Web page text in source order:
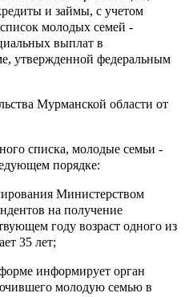
и займы, с учетом
молодых семей -
выплат в
утвержденной федеральным
Мурманской области от
списка, молодые семьи -
порядке:
Министерством
на получение
году возраст одного из
35 лет;
информирует орган
молодую семью в